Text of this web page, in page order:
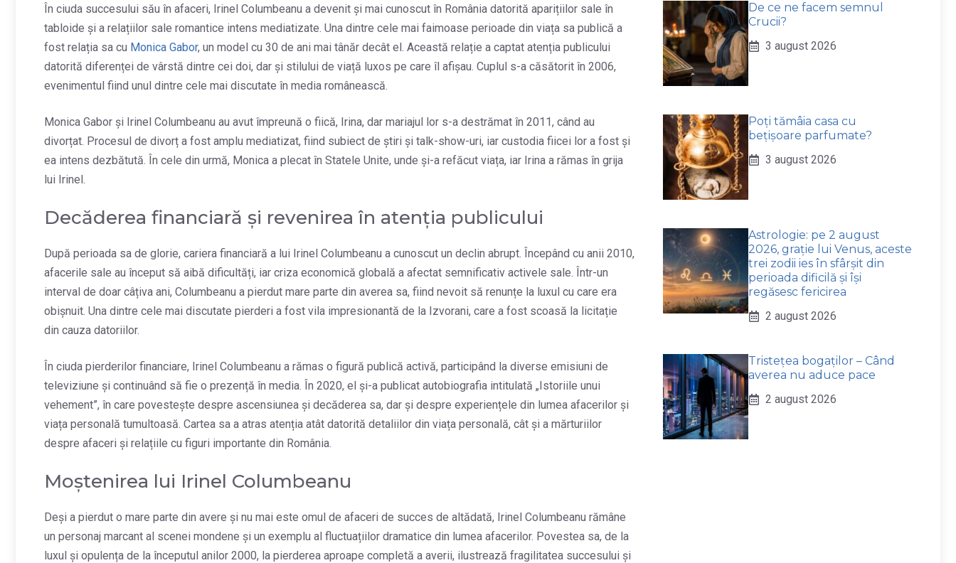
În ciuda succesului său în afaceri, Irinel Columbeanu a devenit și mai cunoscut în România datorită aparițiilor sale în
tabloide și a relațiilor sale romantice intens mediatizate. Una dintre cele mai faimoase perioade din viața sa publică a
fost relația sa cu Monica Gabor, un model cu 30 de ani mai tânăr decât el. Această relație a captat atenția publicului
datorită diferenței de vârstă dintre cei doi, dar și stilului de viață luxos pe care îl afișau. Cuplul s-a căsătorit în 2006,
evenimentul fiind unul dintre cele mai discutate în media românească.
Monica Gabor și Irinel Columbeanu au avut împreună o fiică, Irina, dar mariajul lor s-a destrămat în 2011, când au
divorțat. Procesul de divorț a fost amplu mediatizat, fiind subiect de știri și talk-show-uri, iar custodia fiicei lor a fost și
ea intens dezbătută. În cele din urmă, Monica a plecat în Statele Unite, unde și-a refăcut viața, iar Irina a rămas în grija
lui Irinel.
Decăderea financiară și revenirea în atenția publicului
După perioada sa de glorie, cariera financiară a lui Irinel Columbeanu a cunoscut un declin abrupt. Începând cu anii 2010,
afacerile sale au început să aibă dificultăți, iar criza economică globală a afectat semnificativ activele sale. Într-un
interval de doar câțiva ani, Columbeanu a pierdut mare parte din averea sa, fiind nevoit să renunțe la luxul cu care era
obișnuit. Una dintre cele mai discutate pierderi a fost vila impresionantă de la Izvorani, care a fost scoasă la licitație
din cauza datoriilor.
În ciuda pierderilor financiare, Irinel Columbeanu a rămas o figură publică activă, participând la diverse emisiuni de
televiziune și continuând să fie o prezență în media. În 2020, el și-a publicat autobiografia intitulată „Istoriile unui
vehement”, în care povestește despre ascensiunea și decăderea sa, dar și despre experiențele din lumea afacerilor și
viața personală tumultoasă. Cartea sa a atras atenția atât datorită detaliilor din viața personală, cât și a mărturiilor
despre afaceri și relațiile cu figuri importante din România.
Moștenirea lui Irinel Columbeanu
Deși a pierdut o mare parte din avere și nu mai este omul de afaceri de succes de altădată, Irinel Columbeanu rămâne
un personaj marcant al scenei mondene și un exemplu al fluctuațiilor dramatice din lumea afacerilor. Povestea sa, de la
luxul și opulența de la începutul anilor 2000, la pierderea aproape completă a averii, ilustrează fragilitatea succesului și
De ce ne facem semnul
Crucii?
3 august 2026
Poți tămâia casa cu
bețișoare parfumate?
3 august 2026
Astrologie: pe 2 august
2026, grație lui Venus, aceste
trei zodii ies în sfârșit din
perioada dificilă și își
regăsesc fericirea
2 august 2026
Tristețea bogaților – Când
averea nu aduce pace
2 august 2026